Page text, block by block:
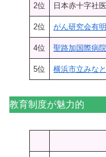
2位 日本赤十字社
2位 がん研究会有
4位 聖路加国際病院
5位 横浜市立みな
教育制度が魅力的